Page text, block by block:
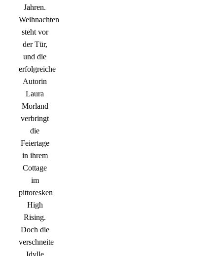
Jahren.
Weihnachten
steht vor
der Tür,
und die
erfolgreiche
Autorin
Laura
Morland
verbringt
die
Feiertage
in ihrem
Cottage
im
pittoresken
High
Rising.
Doch die
verschneite